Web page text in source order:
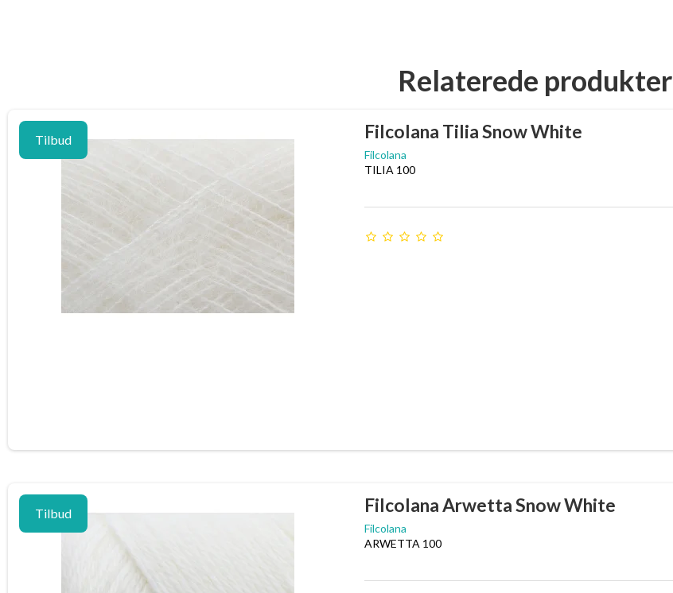
Relaterede produkter
Tilbud Filcolana Tilia Snow White
Filcolana
TILIA 100
Tilbud Filcolana Arwetta Snow White
Filcolana
ARWETTA 100